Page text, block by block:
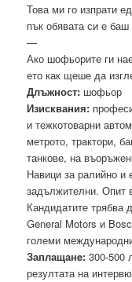
Това ми го изпрати
пък обявата си е баш
—
Ако шофьорите ги
ето как щеше да
Длъжност: шофьор
Изисквания:
и тежкотоварни
метрото, трaктори,
танкове, на
Навици за ралийно и
задължителни. Опит
Кандидатите трябва
General Motors и
големи
Заплащанe: 300-500
резултата на